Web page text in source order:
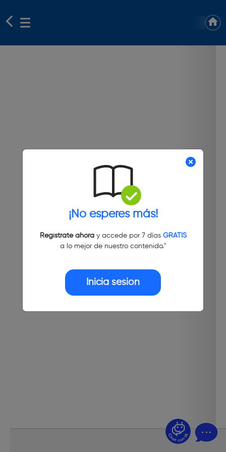
¡No esperes más!
Regístrate ahoray accede por 7 días GRATIS
a lo mejor de nuestro contenido."
Inicia sesión